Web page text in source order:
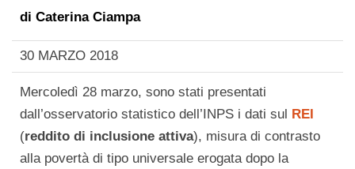
di Caterina Ciampa
30 MARZO 2018
Mercoledì 28 marzo, sono stati presentati
dall’osservatorio statistico dell’INPS i dati sul REI
(reddito di inclusione attiva), misura di contrasto
alla povertà di tipo universale erogata dopo la